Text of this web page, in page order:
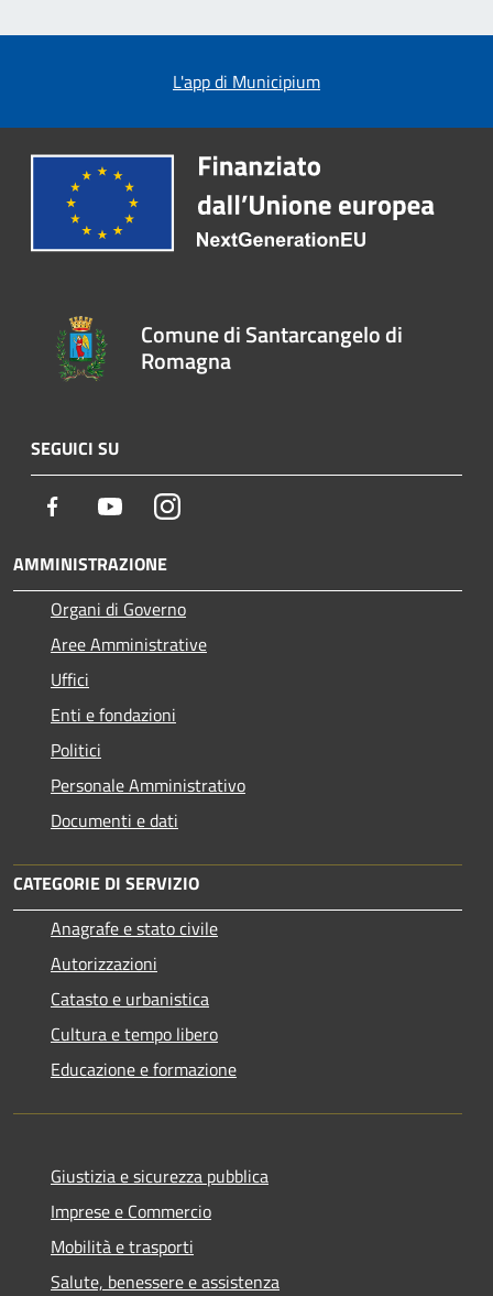
L'app di Municipium
Comune di Santarcangelo di
Romagna
SEGUICI SU
Facebook YoutubeInstagram
AMMINISTRAZIONE
Organi di Governo
Aree Amministrative
Uffici
Enti e fondazioni
Politici
Personale Amministrativo
Documenti e dati
CATEGORIE DI SERVIZIO
Anagrafe e stato civile
Autorizzazioni
Catasto e urbanistica
Cultura e tempo libero
Educazione e formazione
Giustizia e sicurezza pubblica
Imprese e Commercio
Mobilità e trasporti
Salute, benessere e assistenza